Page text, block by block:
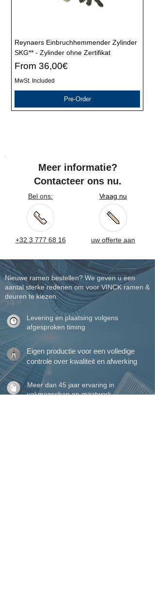
i
l
t
r
s
Reynaers Einbruchhemmender Zylinder
SKG** - Zylinder ohne Zertifikat
Price
From 36,00€
MwSt. Included
Pre-Order
Meer informatie?
Contacteer ons nu.
Bel ons:
+32 3 777 68 16
Vraag nu
uw offerte aan
Nieuwe ramen bestellen? We geven u een
aantal sterke redenen om voor VINCK ramen &
deuren te kiezen.
Levering en plaatsing volgens
afgesproken timing
Eigen productie voor een volledige
controle over kwaliteit en afwerking
Meer dan 45 jaar ervaring in
vakmanschap en maatwerk